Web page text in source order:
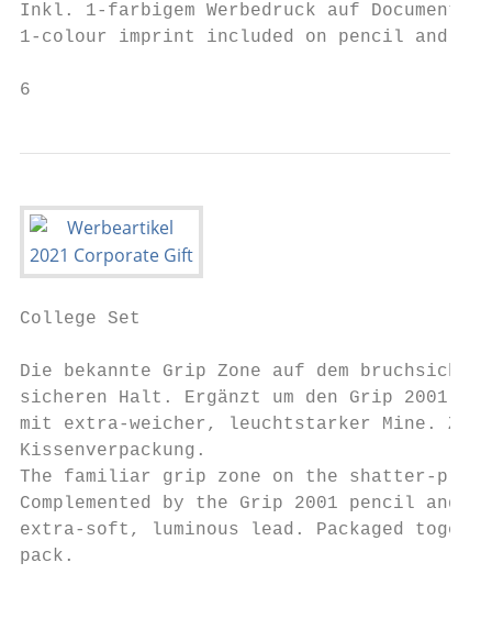
Inkl. 1-farbigem Werbedruck auf
1-colour imprint included on pencil
6
College Set
Die bekannte Grip Zone auf dem
sicheren Halt. Ergänzt um den Grip 2001
mit extra-weicher, leuchtstarker Mine.
Kissenverpackung.
The familiar grip zone on the shatter-
Complemented by the Grip 2001 pencil
extra-soft, luminous lead. Packaged
pack.